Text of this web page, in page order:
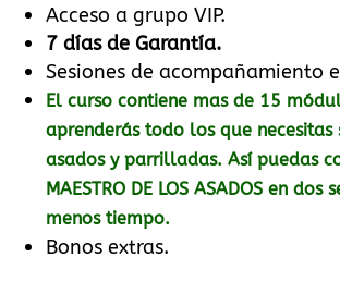
Acceso a grupo VIP.
7 días de Garantía.
Sesiones de acompañamiento
El curso contiene mas de 15
aprenderás todo los que necesitas
asados y parrilladas. Así puedas
MAESTRO DE LOS ASADOS en dos
menos tiempo.
Bonos extras.